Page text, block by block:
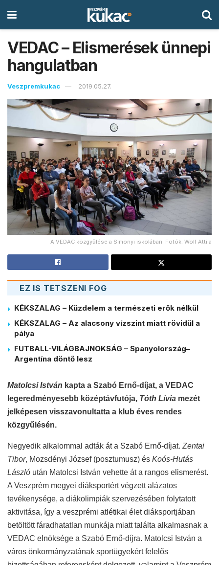
VEDAC – Elismerések ünnepi
hangulatban
Veszpremkukac 2019.05.27.
A VEDAC közgyűlése a Simonyi iskolában. Fotók: Wolf Attila
EZ IS TETSZENI FOG
KÉKSZALAG – Küzdelem a természeti erők nélkül
KÉKSZALAG – Az alacsony vízszint miatt rövidül a
pálya
FUTBALL-VILÁGBAJNOKSÁG – Spanyolország–
Argentína döntő lesz
Matolcsi István kapta a Szabó Ernő-díjat, a VEDAC
legeredményesebb középtávfutója, Tóth Lívia mezét
jelképesen visszavonultatta a klub éves rendes
közgyűlésén.
Negyedik alkalommal adták át a Szabó Ernő-díjat. Zentai
Tibor, Mozsdényi József (posztumusz) és Koós-Hutás
László után Matolcsi István vehette át a rangos elismerést.
A Veszprém megyei diáksportért végzett alázatos
tevékenysége, a diákolimpiák szervezésében folytatott
aktivitása, így a veszprémi atlétikai élet diáksportjában
betöltött fáradhatatlan munkája miatt találta alkalmasnak a
VEDAC elnöksége a Szabó Ernő-díjra. Matolcsi István a
város önkormányzatának sportügyekért felelős